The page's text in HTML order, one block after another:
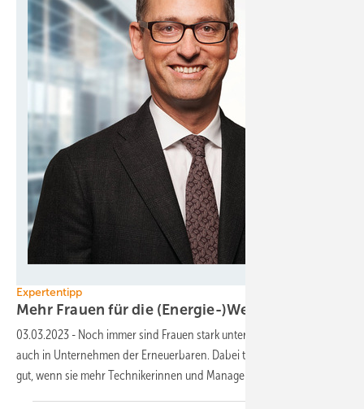
Expertentipp
Mehr Frauen für die (Energie-)Wende
03.03.2023 - Noch immer sind Frauen stark unterrepräsentiert,
auch in Unternehmen der Erneuerbaren. Dabei täte es der Branche
gut, wenn sie mehr ­Technikerinnen und ­Managerinnen